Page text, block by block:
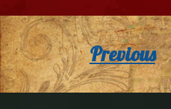
Previous